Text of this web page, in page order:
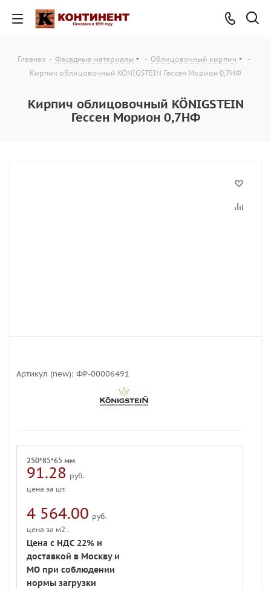
Главная - Фасадные материалы - Облицовочный кирпич
-
Кирпич облицовочный KÖNIGSTEIN Гессен Морион 0,7НФ
Кирпич облицовочный KÖNIGSTEIN
Гессен Морион 0,7НФ
Артикул (new): ФР-00006491
250*85*65 мм
91.28 руб.
цена за шт.
4 564.00 руб.
цена за м2 .
Цена с НДС 22% и
доставкой в Москву и
МО при соблюдении
нормы загрузки